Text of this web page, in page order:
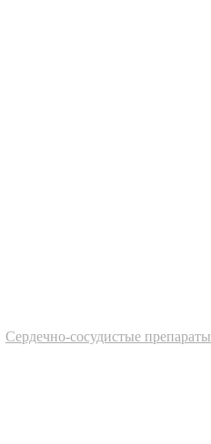
Сердечно-сосудистые препараты